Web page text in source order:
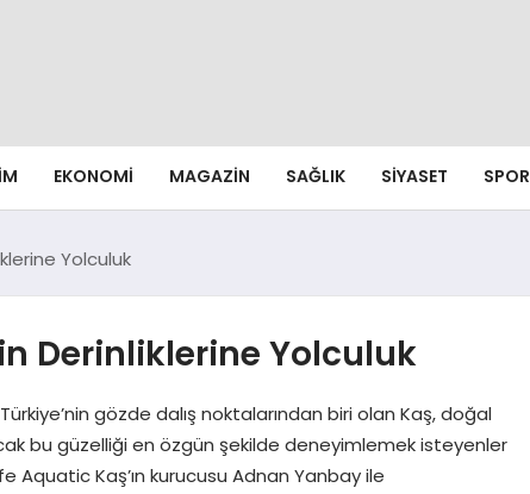
EKONOMI MAGAZIN SAĞLIK SIYASET SPOR
Yolculuk
Derinliklerine Yolculuk
gözde dalış noktalarından biri olan Kaş, doğal
bu güzelliği en özgün şekilde deneyimlemek isteyenler
Aquatic Kaş’ın kurucusu Adnan Yanbay ile